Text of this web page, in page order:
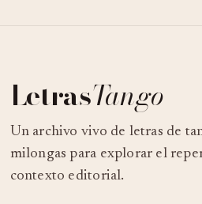
LetrasTango
Un archivo vivo de letras de
milongas para explorar el
contexto editorial.